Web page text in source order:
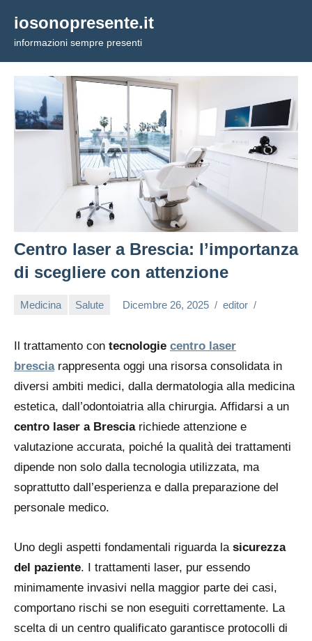
contenuto
iosonopresente.it
informazioni sempre presenti
Centro laser a Brescia: l’importanza
di scegliere con attenzione
Medicina Salute Dicembre 26, 2025 editor
Il trattamento con tecnologie centro laser
bresciarappresenta oggi una risorsa consolidata in
diversi ambiti medici, dalla dermatologia alla medicina
estetica, dall’odontoiatria alla chirurgia. Affidarsi a un
centro laser a Bresciarichiede attenzione e
valutazione accurata, poiché la qualità dei trattamenti
dipende non solo dalla tecnologia utilizzata, ma
soprattutto dall’esperienza e dalla preparazione del
personale medico.
Uno degli aspetti fondamentali riguarda la sicurezza
del paziente. I trattamenti laser, pur essendo
minimamente invasivi nella maggior parte dei casi,
comportano rischi se non eseguiti correttamente. La
scelta di un centro qualificato garantisce protocolli di